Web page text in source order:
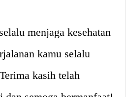
menjaga kesehatan
kamu selalu
kasih telah